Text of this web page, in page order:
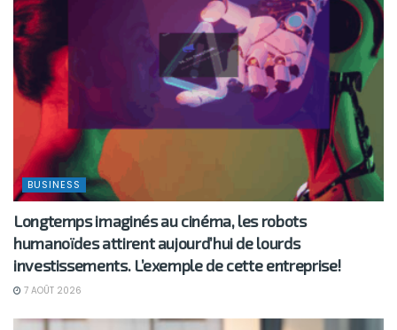
BUSINESS
Longtemps imaginés au cinéma, les robots
humanoïdes attirent aujourd’hui de lourds
investissements. L’exemple de cette entreprise!
7 AOÛT 2026